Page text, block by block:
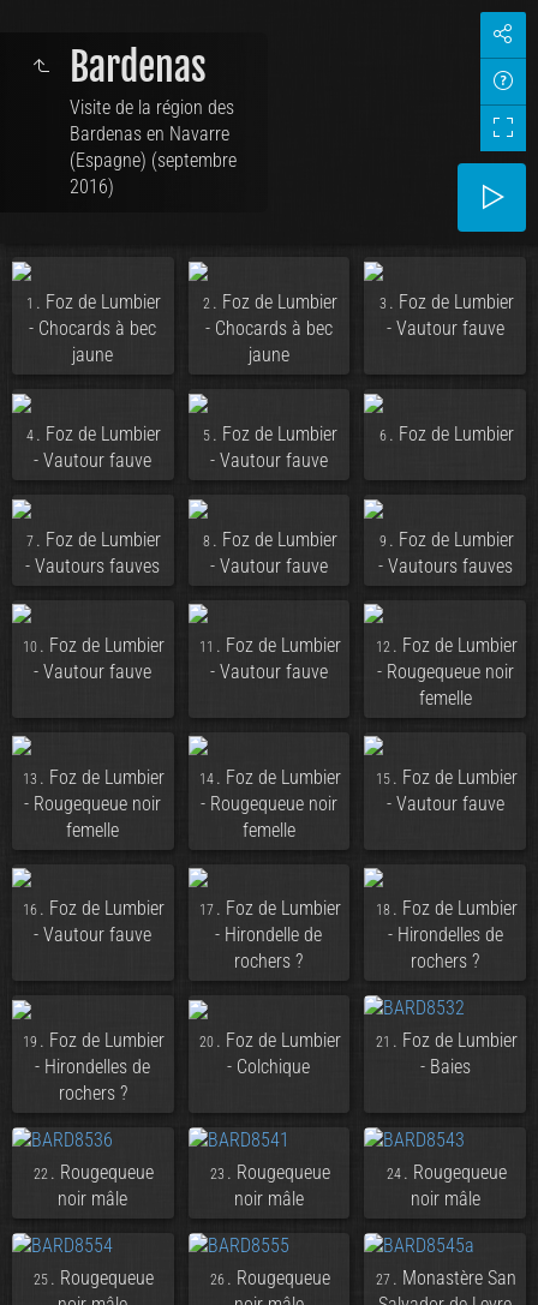
Bardenas
Visite de la région des
Bardenas en Navarre
(Espagne) (septembre
2016)
1 . Foz de Lumbier
- Chocards à bec
jaune
2 . Foz de Lumbier
- Chocards à bec
jaune
3 . Foz de Lumbier
- Vautour fauve
4 . Foz de Lumbier
- Vautour fauve
5 . Foz de Lumbier
- Vautour fauve
6 . Foz de Lumbier
7 . Foz de Lumbier
- Vautours fauves
8 . Foz de Lumbier
- Vautour fauve
9 . Foz de Lumbier
- Vautours fauves
10 . Foz de Lumbier
- Vautour fauve
11 . Foz de Lumbier
- Vautour fauve
12 . Foz de Lumbier
- Rougequeue noir
femelle
13 . Foz de Lumbier
- Rougequeue noir
femelle
14 . Foz de Lumbier
- Rougequeue noir
femelle
15 . Foz de Lumbier
- Vautour fauve
16 . Foz de Lumbier
- Vautour fauve
17 . Foz de Lumbier
- Hirondelle de
rochers ?
18 . Foz de Lumbier
- Hirondelles de
rochers ?
19 . Foz de Lumbier
- Hirondelles de
rochers ?
20 . Foz de Lumbier
- Colchique
21 . Foz de Lumbier
- Baies
22 . Rougequeue
noir mâle
23 . Rougequeue
noir mâle
24 . Rougequeue
noir mâle
25 . Rougequeue
26 . Rougequeue
27 . Monastère San